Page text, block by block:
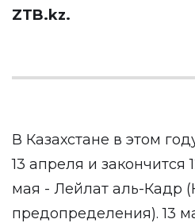
ZTB.kz.
В Казахстане в этом
13 апреля и закончится
мая - Лейлат аль-Кадр
предопределения). 13